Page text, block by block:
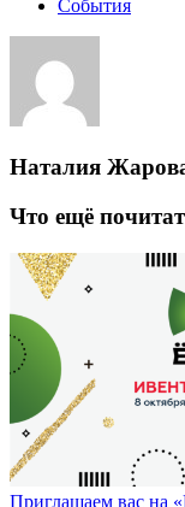
События
Наталия
Что ещё
Приглашаем вас на